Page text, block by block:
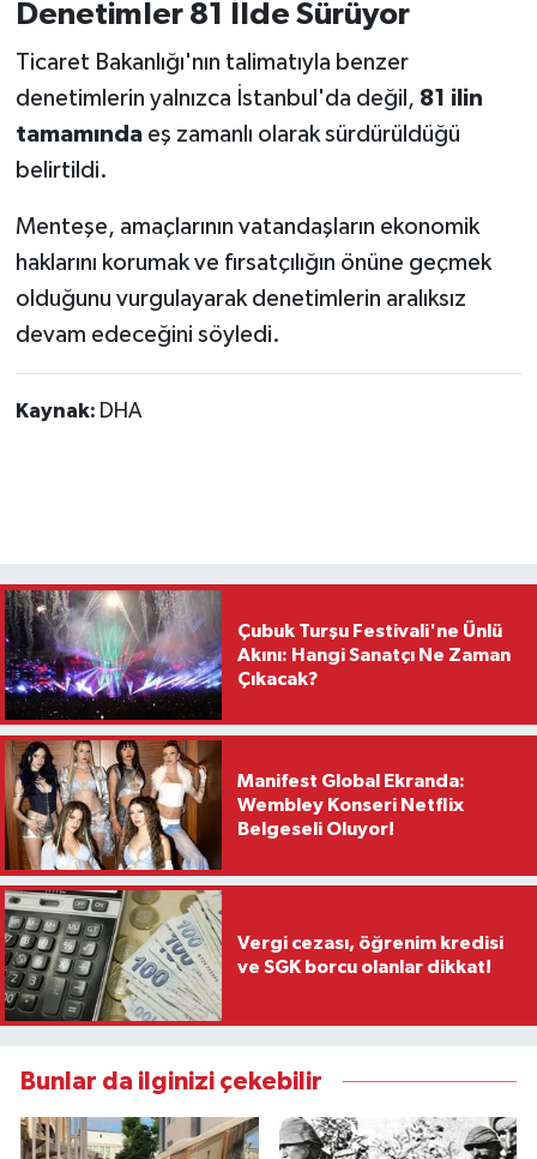
Denetimler 81 İlde Sürüyor
Ticaret Bakanlığı'nın talimatıyla benzer
denetimlerin yalnızca İstanbul'da değil, 81 ilin
tamamındaeş zamanlı olarak sürdürüldüğü
belirtildi.
Menteşe, amaçlarının vatandaşların ekonomik
haklarını korumak ve fırsatçılığın önüne geçmek
olduğunu vurgulayarak denetimlerin aralıksız
devam edeceğini söyledi.
Kaynak: DHA
Çubuk Turşu Festivali'ne Ünlü
Akını: Hangi Sanatçı Ne Zaman
Çıkacak?
Manifest Global Ekranda:
Wembley Konseri Netflix
Belgeseli Oluyor!
Vergi cezası, öğrenim kredisi
ve SGK borcu olanlar dikkat!
Bunlar da ilginizi çekebilir